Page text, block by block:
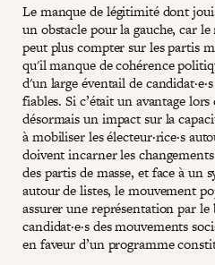
Le manque de légitimité dont
un obstacle pour la gauche, car
peut plus compter sur les partis
qu'il manque de cohérence
d'un large éventail de
fiables. Si c’était un avantage
désormais un impact sur la
à mobiliser les électeur·rice·s
doivent incarner les
des partis de masse, et face à un
autour de listes, le mouvement
assurer une représentation par
candidat·e·s des mouvements
en faveur d’un programme